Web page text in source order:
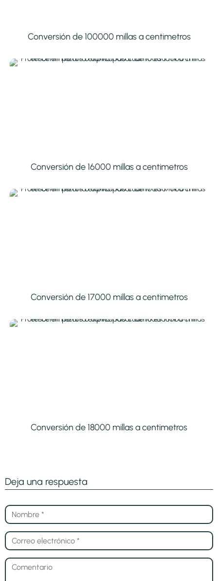
Conversión de 100000 millas a centimetros
Conversión de 16000 millas a centimetros
Conversión de 17000 millas a centimetros
Conversión de 18000 millas a centimetros
Deja una respuesta